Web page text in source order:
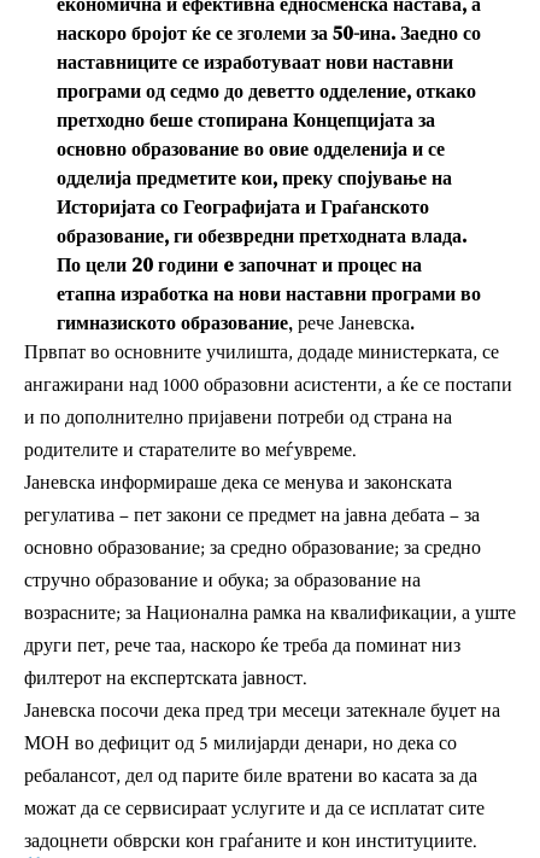
наскоро бројот ќе се зголеми за 50-ина. Заедно со
наставниците се изработуваат нови наставни
програми од седмо до деветто одделение, откако
претходно беше стопирана Концепцијата за
основно образование во овие одделенија и се
одделија предметите кои, преку спојување на
Историјата со Географијата и Граѓанското
образование, ги обезвредни претходната влада.
По цели 20 години e започнат и процес на
етапна изработка на нови наставни програми во
гимназиското образование, рече Јаневска.
Првпат во основните училишта, додаде министерката, се
ангажирани над 1000 образовни асистенти, а ќе се постапи
и по дополнително пријавени потреби од страна на
родителите и старателите во меѓувреме.
Јаневска информираше дека се менува и законската
регулатива – пет закони се предмет на јавна дебата – за
основно образование; за средно образование; за средно
стручно образование и обука; за образование на
возрасните; за Национална рамка на квалификации, а уште
други пет, рече таа, наскоро ќе треба да поминат низ
филтерот на експертската јавност.
Јаневска посочи дека пред три месеци затекнале буџет на
МОН во дефицит од 5 милијарди денари, но дека со
ребалансот, дел од парите биле вратени во касата за да
можат да се сервисираат услугите и да се исплатат сите
задоцнети обврски кон граѓаните и кон институциите.